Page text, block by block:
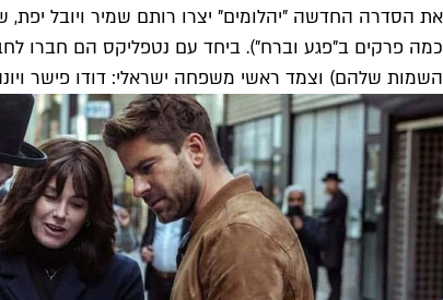
את הסדרה החדשה "יהלומים" יצרו רותם שמיר ויובל
השמות שלהם) וצמד ראשי משפחה ישראלי: דודו פישר